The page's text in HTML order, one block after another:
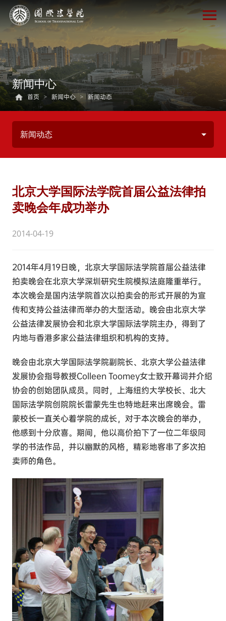
新闻中心
首页 > 新闻中心 > 新闻动态
新闻动态
北京大学国际法学院首届公益法律拍
卖晚会年成功举办
2014-04-19
2014年4月19日晚，北京大学国际法学院首届公益法律
拍卖晚会在北京大学深圳研究生院模拟法庭隆重举行。
本次晚会是国内法学院首次以拍卖会的形式开展的为宣
传和支持公益法律而举办的大型活动。晚会由北京大学
公益法律发展协会和北京大学国际法学院主办，得到了
内地与香港多家公益法律组织和机构的支持。
晚会由北京大学国际法学院副院长、北京大学公益法律
发展协会指导教授Colleen Toomey女士致开幕词并介绍
协会的创始团队成员。同时，上海纽约大学校长、北大
国际法学院创院院长雷蒙先生也特地赶来出席晚会。雷
蒙校长一直关心着学院的成长，对于本次晚会的举办，
他感到十分欣喜。期间，他以高价拍下了一位二年级同
学的书法作品，并以幽默的风格，精彩地客串了多次拍
卖师的角色。